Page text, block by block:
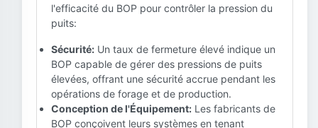
l'efficacité du BOP pour contrôler la pression du
puits:
Sécurité: Un taux de fermeture élevé indique un
BOP capable de gérer des pressions de puits
élevées, offrant une sécurité accrue pendant les
opérations de forage et de production.
Conception de l'Équipement: Les fabricants de
BOP conçoivent leurs systèmes en tenant